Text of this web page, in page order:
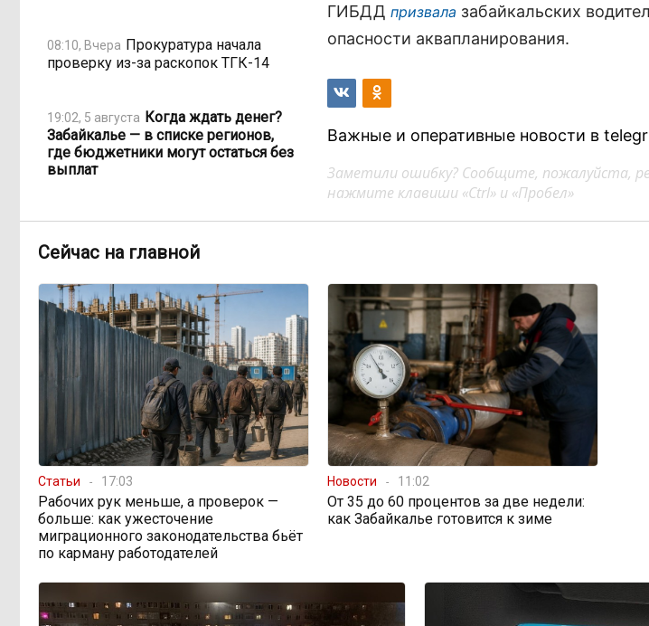
08:10, Вчера Прокуратура начала
проверку из-за раскопок ТГК-14
19:02, 5 августа Когда ждать денег?
Забайкалье — в списке регионов,
где бюджетники могут остаться без
выплат
17:30, 5 августа «Их масштаб может
превысить весь наш опыт»: Осипов
предупреждает о климатической
16:00, 5 августа По волнам Арахлея: на
любимом озере забайкальцев
улучшили LTE-сеть
12:33, 5 августа
Путин подписал закон,
вдвое расширяющий основания для
выдворения мигрантов
12:32, 5 августа Читинская
администрация хочет
отремонтировать кабинет за 6,8
миллиона: что скрывает смета?
11:47, 5 августа «Нефтемаркет»
ГИБДД призвала забайкальских
опасности аквапланирования.
Важные и оперативные новости в
Заметили ошибку? Сообщите, пожалуйста,
нажмите клавиши «Ctrl» и «Пробел»
Сейчас на главной
Статьи 17:03
Рабочих рук меньше, а проверок —
больше: как ужесточение
миграционного законодательства бьёт
по карману работодателей
Новости 11:02
От 35 до 60 процентов за две недели:
как Забайкалье готовится к зиме